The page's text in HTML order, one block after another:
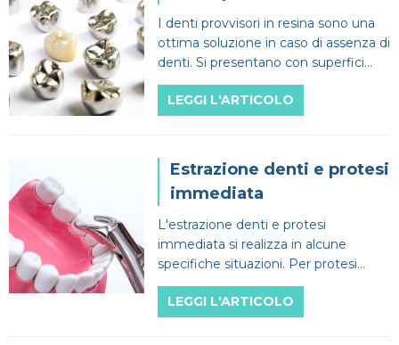
I denti provvisori in resina sono una
ottima soluzione in caso di assenza di
denti. Si presentano con superfici
omogenee e garantiscono una
buona estetica.
LEGGI L'ARTICOLO
Estrazione denti e protesi
immediata
L'estrazione denti e protesi
immediata si realizza in alcune
specifiche situazioni. Per protesi
immediata si intende una protesi
posizionata dopo l'estrazione.
LEGGI L'ARTICOLO